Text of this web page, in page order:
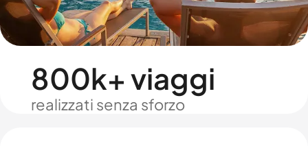
800k+ viaggi
realizzati senza sforzo